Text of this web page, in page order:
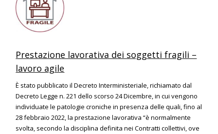
Prestazione lavorativa dei soggetti fragili –
lavoro agile
È stato pubblicato il Decreto Interministeriale, richiamato dal
Decreto Legge n. 221 dello scorso 24 Dicembre, in cui vengono
individuate le patologie croniche in presenza delle quali, fino al
28 febbraio 2022, la prestazione lavorativa “è normalmente
svolta, secondo la disciplina definita nei Contratti collettivi, ove